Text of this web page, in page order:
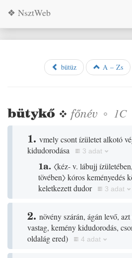
❖ NsztWeb
bütüz A – Zs
bütykő ❖ főnév ◦ 1C
1. vmely csont ízületet alkotó
kidudorodása
3 adat
1a. 〈kéz- v. lábujj
tövében〉kóros keményedés
keletkezett dudor
3 adat
2. növény szárán, ágán levő,
vastag, kemény kidudorodás,
oldalág ered) 4 adat